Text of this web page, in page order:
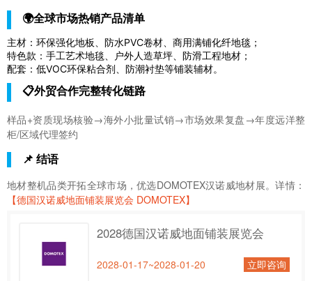
🌍全球市场热销产品清单
主材：环保强化地板、防水PVC卷材、商用满铺化纤地毯；
特色款：手工艺术地毯、户外人造草坪、防滑工程地材；
配套：低VOC环保粘合剂、防潮衬垫等铺装辅材。
📋外贸合作完整转化链路
样品+资质现场核验→海外小批量试销→市场效果复盘→年度远洋整
柜/区域代理签约
📌 结语
地材整机品类开拓全球市场，优选DOMOTEX汉诺威地材展。详情：
【德国汉诺威地面铺装展览会 DOMOTEX】
2028德国汉诺威地面铺装展览会
2028-01-17~2028-01-20 立即咨询